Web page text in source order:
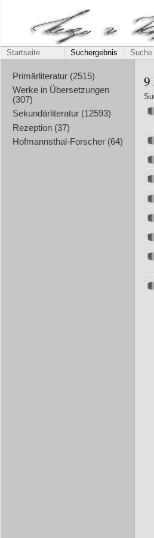
Startseite Suchergebnis Suche
Primärliteratur (2515)
Werke in Übersetzungen
(307)
Sekundärliteratur (12593)
Rezeption (37)
Hofmannsthal-Forscher (64)
9